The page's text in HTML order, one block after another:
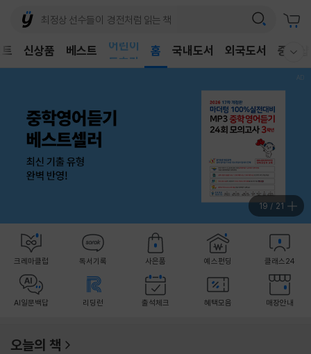
신상품 베스트
독후감
어린이
홈 국내도서 외국도서 중고샵
20 / 21
크레마클럽 독서기록 사은품 예스펀딩 클래스24
AI일문백답 리딩런 출석체크 혜택모음 매장안내
오늘의 책